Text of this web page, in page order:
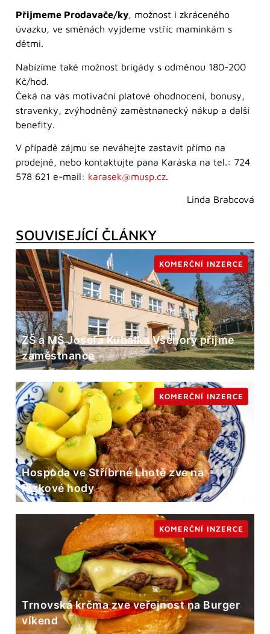
Přijmeme Prodavače/ky, možnost i zkráceného
úvazku, ve směnách vyjdeme vstříc maminkám s
dětmi.
Nabízíme také možnost brigády s odměnou 180-200
Kč/hod.
Čeká na vás motivační platové ohodnocení, bonusy,
stravenky, zvýhodněný zaměstnanecký nákup a další
benefity.
V případě zájmu se neváhejte zastavit přímo na
prodejně, nebo kontaktujte pana Karáska na tel.: 724
578 621 e-mail: karasek@musp.cz.
Linda Brabcová
SOUVISEJÍCÍ ČLÁNKY
ZŠ a MŠ Josefa Kubálka Všenory přijme
zaměstnance
KOMERČNÍ INZERCE
Hospoda ve Stříbrné Lhotě zve na
Řízkové hody
KOMERČNÍ INZERCE
Trnovská krčma zve veřejnost na Burger
víkend
KOMERČNÍ INZERCE